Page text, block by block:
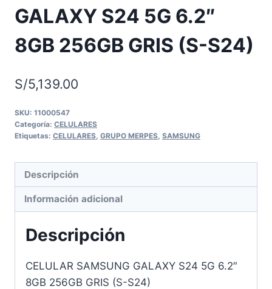
GALAXY S24 5G 6.2″
8GB 256GB GRIS (S-S24)
S/5,139.00
SKU: 11000547
Categoría: CELULARES
Etiquetas: CELULARES GRUPO MERPES SAMSUNG
Descripción
Información adicional
Descripción
CELULAR SAMSUNG GALAXY S24 5G 6.2″
8GB 256GB GRIS (S-S24)